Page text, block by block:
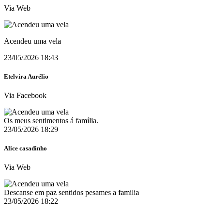
Via Web
Acendeu uma vela
23/05/2026 18:43
Etelvira Aurélio
Via Facebook
Os meus sentimentos á família.
23/05/2026 18:29
Alice casadinho
Via Web
Descanse em paz sentidos pesames a familia
23/05/2026 18:22